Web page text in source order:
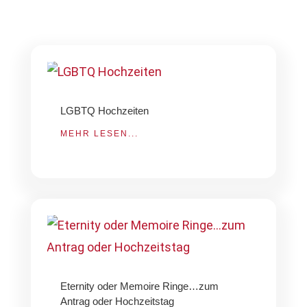
LGBTQ Hochzeiten
MEHR LESEN...
Eternity oder Memoire Ringe…zum
Antrag oder Hochzeitstag